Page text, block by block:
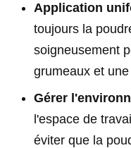
Application
toujours la
soigneusement
grumeaux et
Gérer
l'espace de
éviter que la